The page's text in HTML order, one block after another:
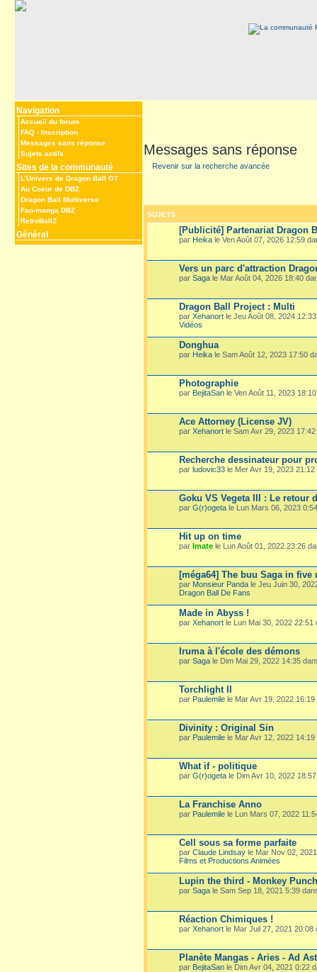
Navigation
Accueil du forum
FAQ - Inscription
Messages sans réponse
Sujets actifs
Sites de la communauté
L’Univers de Dragon Ball GT
Au Coeur de DBZ
Dragon Ball Multiverse
Fan-manga DBZ
RetroBallZ
Général
Messages sans réponse
Revenir sur la recherche avancée
SUJETS
[Publicité] Partenariat Dragon
par Heika le Ven Août 07, 2026 12:59
Vers un parc d'attraction
par Saga le Mar Août 04, 2026 18:40
Dragon Ball Project : Multi
par Xehanort le Jeu Août 08, 2024
Vidéos
Donghua
par Heika le Sam Août 12, 2023 17:50
Photographie
par BejitaSan le Ven Août 11, 2023
Ace Attorney (License JV)
par Xehanort le Sam Avr 29, 2023
Recherche dessinateur pour
par ludovic33 le Mer Avr 19, 2023
Goku VS Vegeta III : Le retour
par G(r)ogeta le Lun Mars 06, 2023
Hit up on time
par Imate le Lun Août 01, 2022 23:26
[méga64] The buu Saga in five
par Monsieur Panda le Jeu Juin 30,
Dragon Ball De Fans
Made in Abyss !
par Xehanort le Lun Mai 30, 2022 22:51
Iruma à l'école des démons
par Saga le Dim Mai 29, 2022 14:35
Torchlight II
par Paulemile le Mar Avr 19, 2022
Divinity : Original Sin
par Paulemile le Mar Avr 12, 2022
What if - politique
par G(r)ogeta le Dim Avr 10, 2022
La Franchise Anno
par Paulemile le Lun Mars 07, 2022
Cell sous sa forme parfaite
par Claude Lindsay le Mar Nov 02,
Films et Productions Animées
Lupin the third - Monkey Punch
par Saga le Sam Sep 18, 2021 5:39
Réaction Chimiques !
par Xehanort le Mar Juil 27, 2021
Planète Mangas - Aries - Ad
par BejitaSan le Dim Avr 04, 2021 0:22